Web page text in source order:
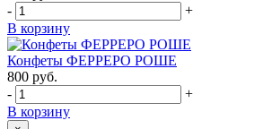
-
+
В корзину
Конфеты ФЕРРЕРО РОШЕ
800 руб.
-
+
В корзину